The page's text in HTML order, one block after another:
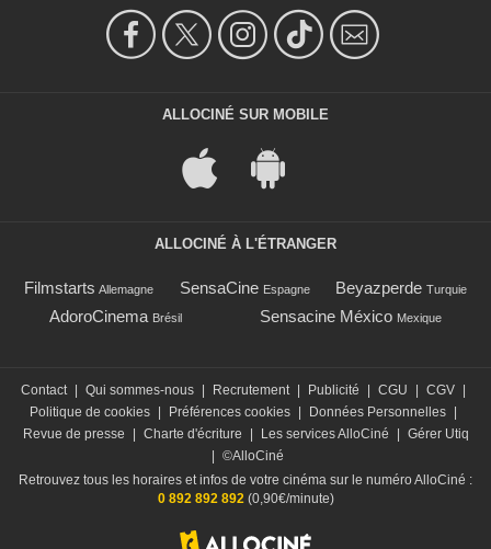
ALLOCINÉ SUR MOBILE
ALLOCINÉ À L'ÉTRANGER
Filmstarts Allemagne SensaCine Espagne Beyazperde Turquie
AdoroCinema Brésil Sensacine México Mexique
Contact Qui sommes-nous Recrutement Publicité CGU CGV
Politique de cookies
Préférences cookies Données Personnelles
Revue de presse
Charte d'écriture Les services AlloCiné
Gérer Utiq
©AlloCiné
Retrouvez tous les horaires et infos de votre cinéma sur le numéro AlloCiné :
0 892 892 892(0,90€/minute)